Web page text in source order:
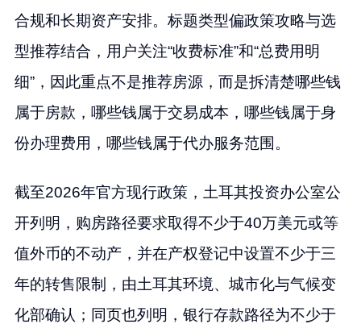
合规和长期资产安排。标题类型偏政策攻略与选
型推荐结合，用户关注“收费标准”和“总费用明
细”，因此重点不是推荐房源，而是拆清楚哪些钱
属于房款，哪些钱属于交易成本，哪些钱属于身
份办理费用，哪些钱属于代办服务范围。
截至2026年官方现行政策，土耳其投资办公室公
开列明，购房路径要求取得不少于40万美元或等
值外币的不动产，并在产权登记中设置不少于三
年的转售限制，由土耳其环境、城市化与气候变
化部确认；同页也列明，银行存款路径为不少于